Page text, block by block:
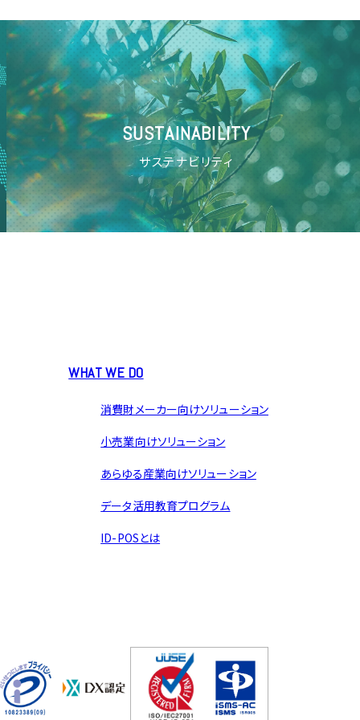
SUSTAINABILITY
サステナビリティ
WHAT WE DO
消費財メーカー向けソリューション
小売業向けソリューション
あらゆる産業向けソリューション
データ活用教育プログラム
ID-POSとは